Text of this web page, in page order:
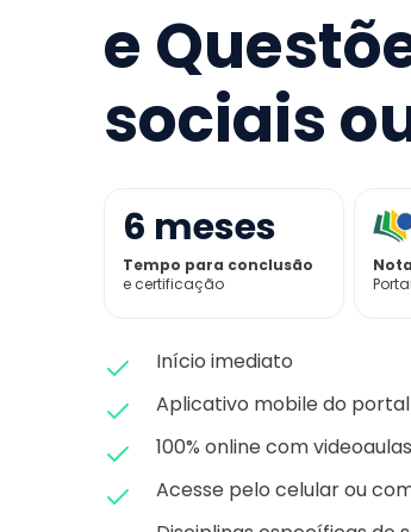
e
sociais
6 meses
Tempo para conclusão
e certificação
Início imediato
Aplicativo mobile do
100% online com videoaulas
Acesse pelo celular ou